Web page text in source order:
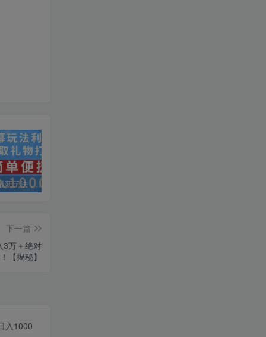
抖音弹幕最新玩法，利用粉丝好奇心赚取礼物打赏，轻松日入1000+
下一篇
3万＋绝对
【揭秘】
入1000